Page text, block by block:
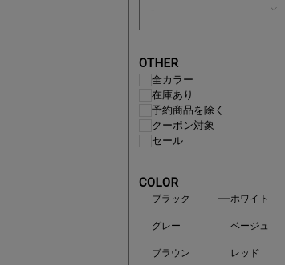
OTHER
全カラー
在庫あり
予約商品を除く
クーポン対象
セール
COLOR
ブラック ホワイト
グレー ベージュ
ブラウン レッド